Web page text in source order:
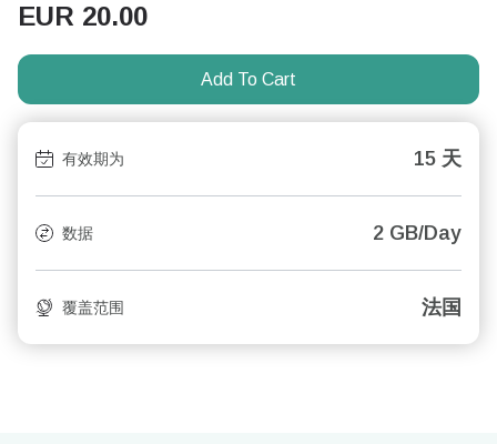
EUR 20.00
Add To Cart
有效期为 15 天
数据 2 GB/Day
覆盖范围 法国